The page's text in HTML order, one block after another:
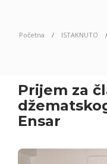
Početna ISTAKNUTO
Prijem za
Ensar